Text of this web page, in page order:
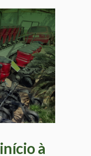
à